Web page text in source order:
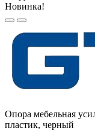
Новинка!
Опора мебельная
пластик, черный